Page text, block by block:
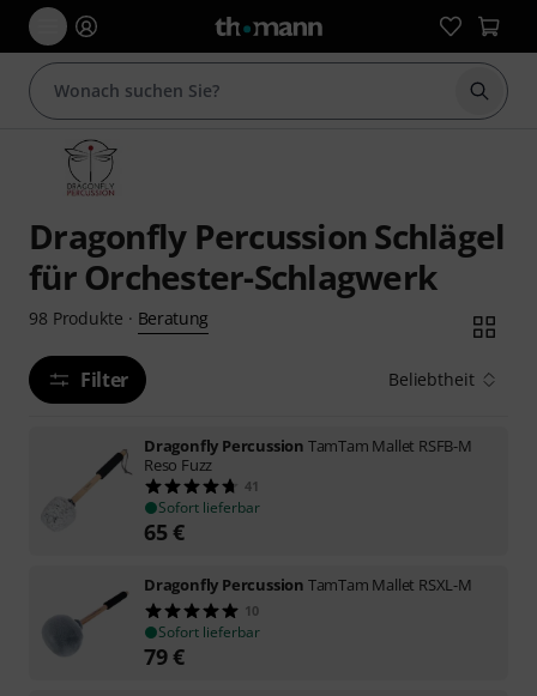
Suche
Dragonfly Percussion Schlägel
für Orchester-Schlagwerk
98 Produkte · Beratung
Filter Beliebtheit
Dragonfly Percussion TamTam Mallet RSFB-M
Reso Fuzz
41
Sofort lieferbar
65€
Dragonfly Percussion TamTam Mallet RSXL-M
10
Sofort lieferbar
79€